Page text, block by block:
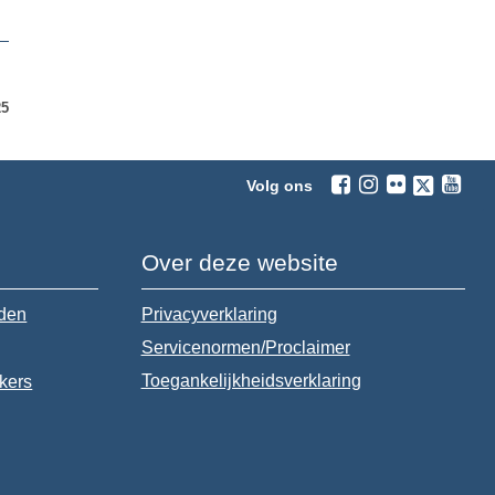
Volg ons
Over deze website
Privacyverklaring
Servicenormen/Proclaimer
Toegankelijkheidsverklaring